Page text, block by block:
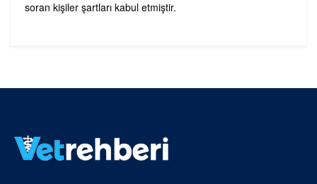
soran kişiler şartları kabul etmiştir.